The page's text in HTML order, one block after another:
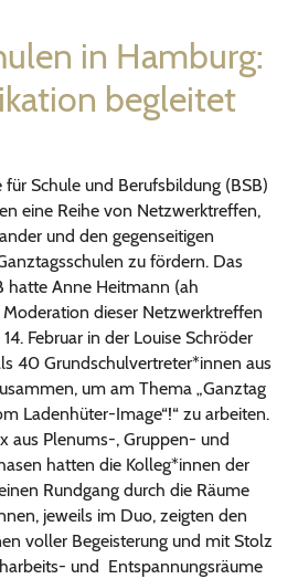
in Hamburg:
begleitet
Schule und Berufsbildung (BSB)
eine Reihe von Netzwerktreffen,
und den gegenseitigen
zu fördern. Das
hatte Anne Heitmann (ah
dieser Netzwerktreffen
Februar in der Louise Schröder
40 Grundschulvertreter*innen aus
um am Thema „Ganztag
Ladenhüter-Image“!“ zu arbeiten.
aus Plenums-, Gruppen- und
hatten die Kolleg*innen der
Rundgang durch die Räume
jeweils im Duo, zeigten den
voller Begeisterung und mit Stolz
und Entspannungsräume